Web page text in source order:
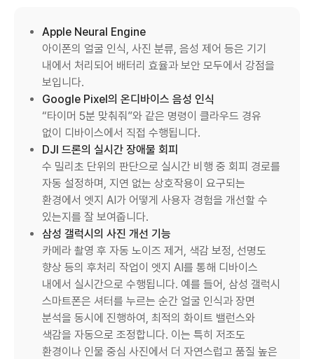
Apple Neural Engine
아이폰의 얼굴 인식, 사진 분류, 음성 제어 등은 기기
내에서 처리되어 배터리 효율과 보안 모두에서 강점을
보입니다.
Google Pixel의 온디바이스 음성 인식
“타이머 5분 맞춰줘”와 같은 명령이 클라우드 경유
없이 디바이스에서 직접 수행됩니다.
DJI 드론의 실시간 장애물 회피
수 밀리초 단위의 판단으로 실시간 비행 중 회피 경로를
자동 설정하며, 지연 없는 상호작용이 요구되는
환경에서 엣지 AI가 어떻게 사용자 경험을 개선할 수
있는지를 잘 보여줍니다.
삼성 갤럭시의 사진 개선 기능
카메라 촬영 후 자동 노이즈 제거, 색감 보정, 선명도
향상 등의 후처리 작업이 엣지 AI를 통해 디바이스
내에서 실시간으로 수행됩니다. 예를 들어, 삼성 갤럭시
스마트폰은 셔터를 누르는 순간 얼굴 인식과 장면
분석을 동시에 진행하여, 최적의 화이트 밸런스와
색감을 자동으로 조정합니다. 이는 특히 저조도
환경이나 인물 중심 사진에서 더 자연스럽고 품질 높은